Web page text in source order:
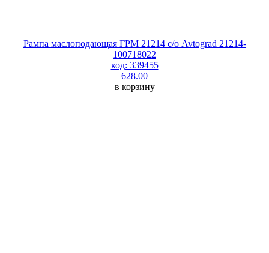
Рампа маслоподающая ГРМ 21214 с/о Avtograd 21214-
100718022
код: 339455
628.00
в корзину